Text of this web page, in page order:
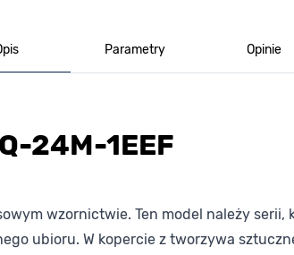
Parametry Opinie
24M-1EEF
wzornictwie. Ten model należy
ubioru. W kopercie z tworzywa